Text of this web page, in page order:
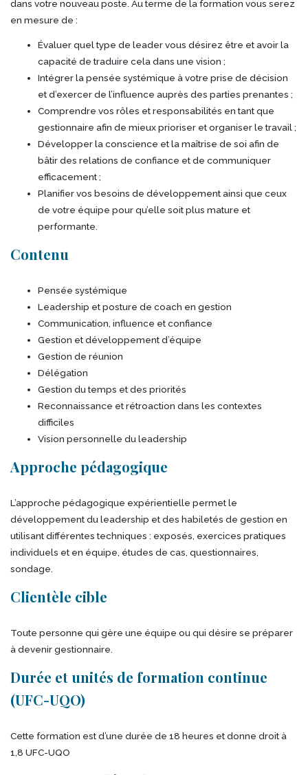
dans votre nouveau poste. Au terme de la formation vous serez
en mesure de :
Évaluer quel type de leader vous désirez être et avoir la
capacité de traduire cela dans une vision ;
Intégrer la pensée systémique à votre prise de décision
et d’exercer de l’influence auprès des parties prenantes ;
Comprendre vos rôles et responsabilités en tant que
gestionnaire afin de mieux prioriser et organiser le travail ;
Développer la conscience et la maîtrise de soi afin de
bâtir des relations de confiance et de communiquer
efficacement ;
Planifier vos besoins de développement ainsi que ceux
de votre équipe pour qu’elle soit plus mature et
performante.
Contenu
Pensée systémique
Leadership et posture de coach en gestion
Communication, influence et confiance
Gestion et développement d’équipe
Gestion de réunion
Délégation
Gestion du temps et des priorités
Reconnaissance et rétroaction dans les contextes
difficiles
Vision personnelle du leadership
Approche pédagogique
L’approche pédagogique expérientielle permet le
développement du leadership et des habiletés de gestion en
utilisant différentes techniques : exposés, exercices pratiques
individuels et en équipe, études de cas, questionnaires,
sondage.
Clientèle cible
Toute personne qui gère une équipe ou qui désire se préparer
à devenir gestionnaire.
Durée et unités de formation continue
(UFC-UQO)
Cette formation est d’une durée de 18 heures et donne droit à
1,8 UFC-UQO